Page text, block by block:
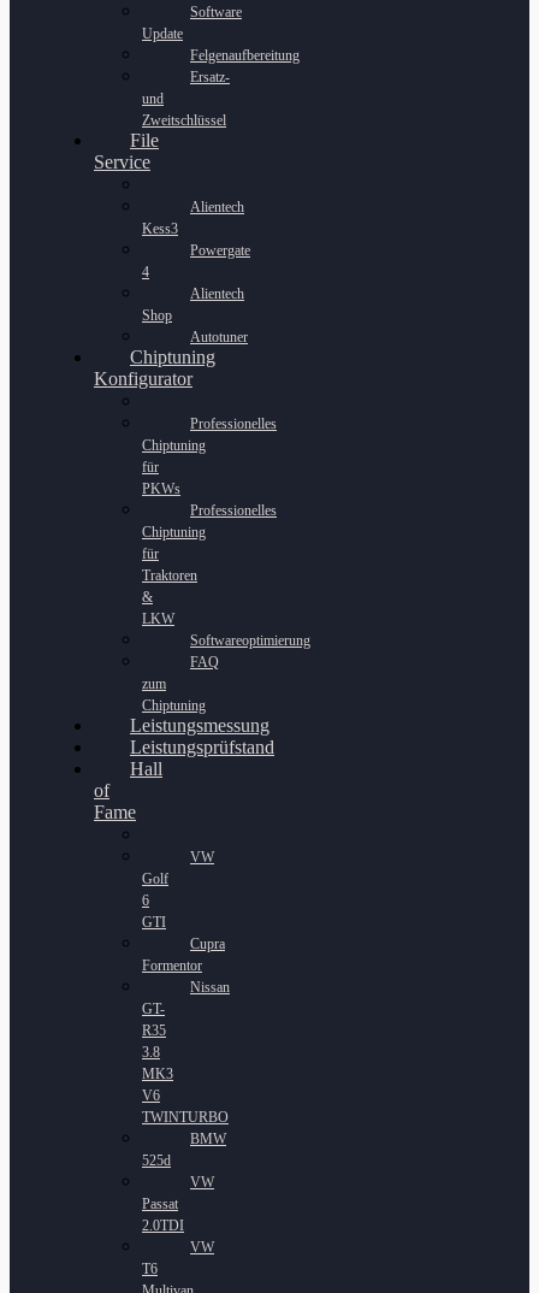
Software
Update
Felgenaufbereitung
Ersatz-
und
Zweitschlüssel
File
Service
Alientech
Kess3
Powergate
4
Alientech
Shop
Autotuner
Chiptuning
Konfigurator
Professionelles
Chiptuning
für
PKWs
Professionelles
Chiptuning
für
Traktoren
&
LKW
Softwareoptimierung
FAQ
zum
Chiptuning
Leistungsmessung
Leistungsprüfstand
Hall
of
Fame
VW
Golf
6
GTI
Cupra
Formentor
Nissan
GT-
R35
3.8
MK3
V6
TWINTURBO
BMW
525d
VW
Passat
2.0TDI
VW
T6